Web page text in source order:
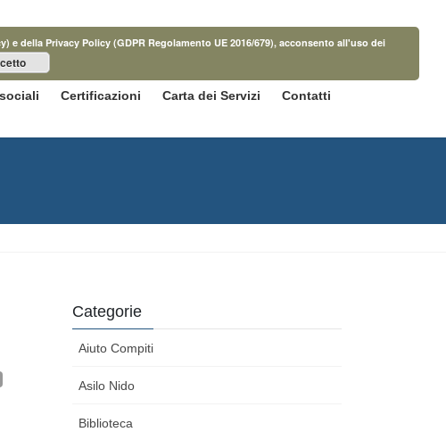
Certificazioni Carta dei Servizi Contatti
Categorie
Aiuto Compiti
Asilo Nido
Biblioteca
della Privacy Policy (GDPR Regolamento UE 2016/679), acconsento all'uso dei